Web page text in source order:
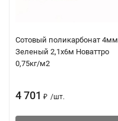
Сотовый поликарбонат 4мм
Зеленый 2,1х6м Новаттро
0,75кг/м2
4 701 ₽ /шт.